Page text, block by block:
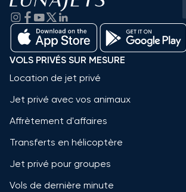
VOLS PRIVÉS SUR MESURE
Location de jet privé
Jet privé avec vos animaux
Affrètement d'affaires
Transferts en hélicoptère
Jet privé pour groupes
Vols de dernière minute